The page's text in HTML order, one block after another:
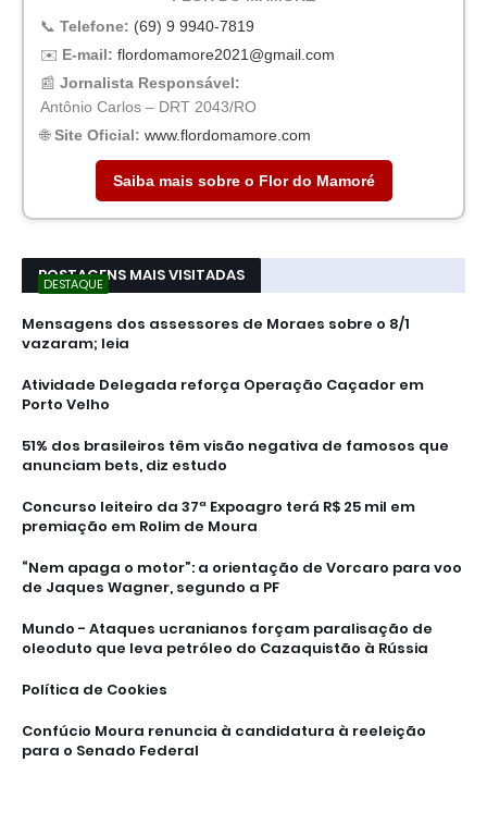
📞 Telefone: (69) 9 9940-7819
✉️ E-mail: flordomamore2021@gmail.com
📰 Jornalista Responsável:
Antônio Carlos – DRT 2043/RO
🌐Site Oficial: www.flordomamore.com
Saiba mais sobre o Flor do Mamoré
POSTAGENS MAIS VISITADAS
DESTAQUE
Mensagens dos assessores de Moraes sobre o 8/1
vazaram; leia
Atividade Delegada reforça Operação Caçador em
Porto Velho
51% dos brasileiros têm visão negativa de famosos que
anunciam bets, diz estudo
Concurso leiteiro da 37ª Expoagro terá R$ 25 mil em
premiação em Rolim de Moura
“Nem apaga o motor”: a orientação de Vorcaro para voo
de Jaques Wagner, segundo a PF
Mundo - Ataques ucranianos forçam paralisação de
oleoduto que leva petróleo do Cazaquistão à Rússia
Política de Cookies
Confúcio Moura renuncia à candidatura à reeleição
para o Senado Federal